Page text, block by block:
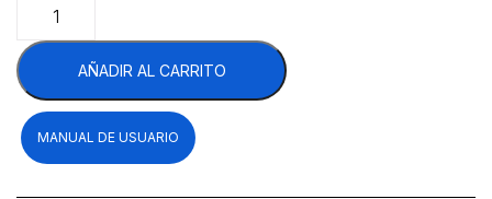
16
Horno
Fermentador
De
Pan
Vertical
AÑADIR AL CARRITO
MANUAL DE USUARIO